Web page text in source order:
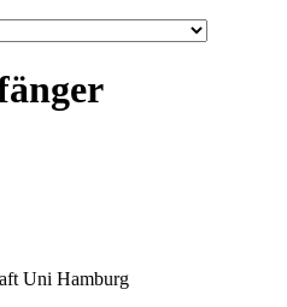
Uni Hamburg